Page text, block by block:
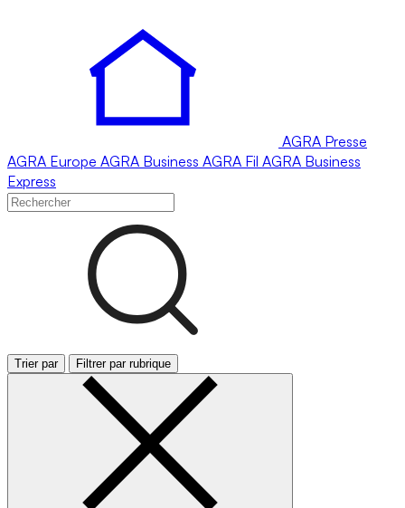
AGRA Presse
AGRA Europe AGRA Business AGRA Fil AGRA Business
Express
Trier par Filtrer par rubrique